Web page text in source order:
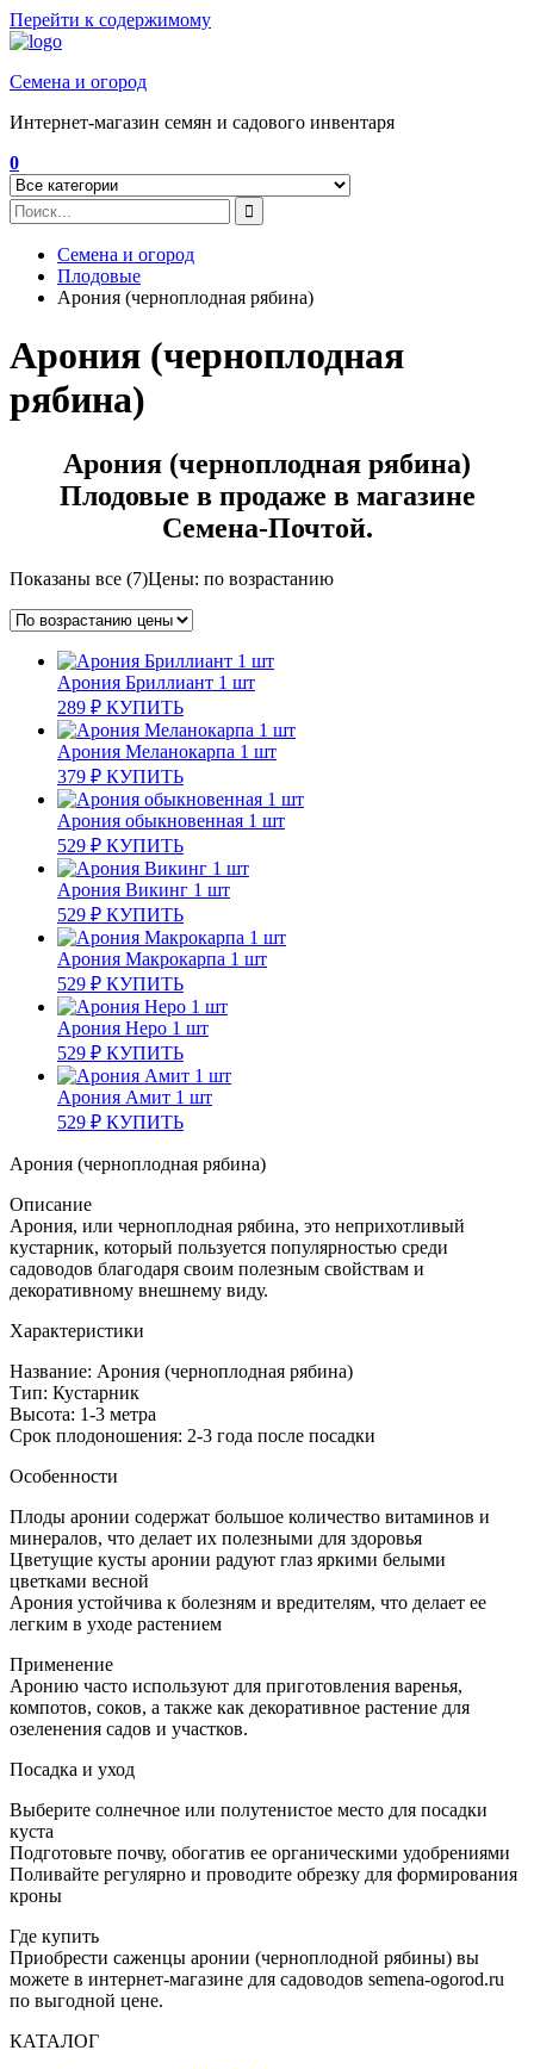
Перейти к содержимому
Семена и огород
Интернет-магазин семян и садового инвентаря
0
Семена и огород
Плодовые
Арония (черноплодная рябина)
Арония (черноплодная
рябина)
Арония (черноплодная рябина)
Плодовые в продаже в магазине
Семена-Почтой.
Показаны все (7)Цены: по возрастанию
Арония Бриллиант 1 шт
289 ₽ КУПИТЬ
Арония Меланокарпа 1 шт
379 ₽ КУПИТЬ
Арония обыкновенная 1 шт
529 ₽ КУПИТЬ
Арония Викинг 1 шт
529 ₽ КУПИТЬ
Арония Макрокарпа 1 шт
529 ₽ КУПИТЬ
Арония Неро 1 шт
529 ₽ КУПИТЬ
Арония Амит 1 шт
529 ₽ КУПИТЬ
Арония (черноплодная рябина)
Описание
Арония, или черноплодная рябина, это неприхотливый
кустарник, который пользуется популярностью среди
садоводов благодаря своим полезным свойствам и
декоративному внешнему виду.
Характеристики
Название: Арония (черноплодная рябина)
Тип: Кустарник
Высота: 1-3 метра
Срок плодоношения: 2-3 года после посадки
Особенности
Плоды аронии содержат большое количество витаминов и
минералов, что делает их полезными для здоровья
Цветущие кусты аронии радуют глаз яркими белыми
цветками весной
Арония устойчива к болезням и вредителям, что делает ее
легким в уходе растением
Применение
Аронию часто используют для приготовления варенья,
компотов, соков, а также как декоративное растение для
озеленения садов и участков.
Посадка и уход
Выберите солнечное или полутенистое место для посадки
куста
Подготовьте почву, обогатив ее органическими удобрениями
Поливайте регулярно и проводите обрезку для формирования
кроны
Где купить
Приобрести саженцы аронии (черноплодной рябины) вы
можете в интернет-магазине для садоводов semena-ogorod.ru
по выгодной цене.
КАТАЛОГ